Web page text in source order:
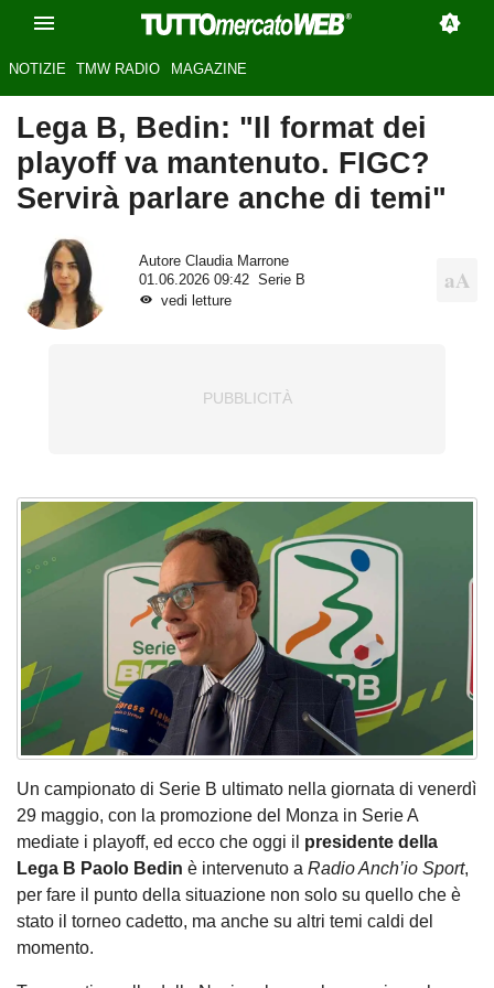
NOTIZIE TMW RADIO MAGAZINE
Lega B, Bedin: "Il format dei
playoff va mantenuto. FIGC?
Servirà parlare anche di temi"
Autore Claudia Marrone
01.06.2026 09:42
Serie B
vedi letture
Un campionato di Serie B ultimato nella giornata di venerdì
29 maggio, con la promozione del Monza in Serie A
mediate i playoff, ed ecco che oggi il presidente della
Lega B Paolo Bedin è intervenuto a Radio Anch’io Sport,
per fare il punto della situazione non solo su quello che è
stato il torneo cadetto, ma anche su altri temi caldi del
momento.